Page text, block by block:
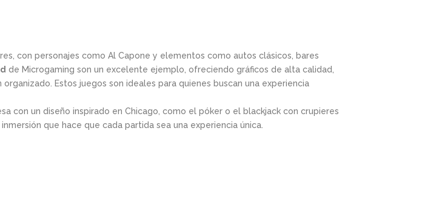
con personajes como Al Capone y elementos como autos clásicos, bares
de Microgaming son un excelente ejemplo, ofreciendo gráficos de alta calidad,
Estos juegos son ideales para quienes buscan una experiencia
con un diseño inspirado en Chicago, como el póker o el blackjack con crupieres
que hace que cada partida sea una experiencia única.